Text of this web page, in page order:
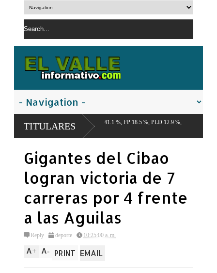
TITULARES
Cibao PRM 41.1 %, FP 18.5 %, PLD 12.9 %,
Gigantes del Cibao
logran victoria de 7
carreras por 4 frente
a las Aguilas
Reply deporte 10:25:00 a. m.
A+ A- PRINT EMAIL